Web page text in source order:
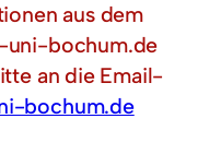
aus dem
uni-bochum.de
an die Email-
bochum.de